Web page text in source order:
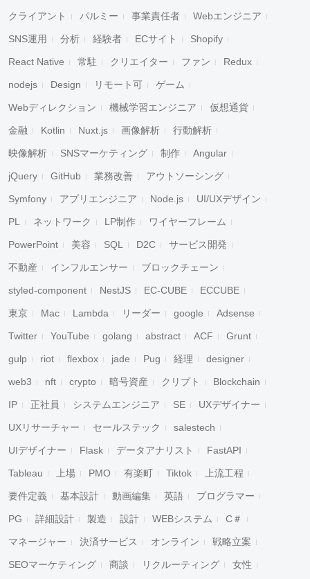
クライアント パルミー 事業責任者 Webエンジニア
SNS運用 分析 経験者 ECサイト Shopify
React Native 常駐 クリエイター ファン Redux
nodejs Design リモート可 ゲーム
Webディレクション 機械学習エンジニア 仮想通貨
金融 Kotlin Nuxt.js 画像解析 行動解析
映像解析 SNSマーケティング 制作 Angular
jQuery GitHub 業務改善 アウトソーシング
Symfony アプリエンジニア Node.js UI/UXデザイン
PL ネットワーク LP制作 ワイヤーフレーム
PowerPoint 美容 SQL D2C サービス開発
不動産 インフルエンサー ブロックチェーン
styled-component NestJS EC-CUBE ECCUBE
東京 Mac Lambda リーダー google Adsense
Twitter YouTube golang abstract ACF Grunt
gulp riot flexbox jade Pug 経理 designer
web3 nft crypto 暗号資産 クリプト Blockchain
IP 正社員 システムエンジニア SE UXデザイナー
UXリサーチャー セールステック salestech
UIデザイナー Flask データアナリスト FastAPI
Tableau 上場 PMO 有楽町 Tiktok 上流工程
要件定義 基本設計 動画編集 英語 プログラマー
PG 詳細設計 製造 設計 WEBシステム C＃
マネージャー 決済サービス オンライン 戦略立案
SEOマーケティング 商談 リクルーティング 女性